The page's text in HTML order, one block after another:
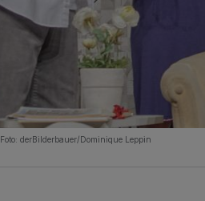
Foto: derBilderbauer/Dominique Leppin